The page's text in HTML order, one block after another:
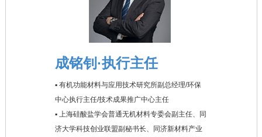
成铭钊·执行主任
▪ 有机功能材料与应用技术研究所副总经理/环保
中心执行主任/技术成果推广中心主任
▪ 上海硅酸盐学会普通无机材料专委会副主任、同
济大学科技创业联盟副秘书长、同济新材料产业